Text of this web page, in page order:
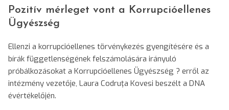
Pozitív mérleget vont a Korrupcióellenes
Ügyészség
Ellenzi a korrupcióellenes törvénykezés gyengítésére és a
bírák függetlenségének felszámolására irányuló
próbálkozásokat a Korrupcióellenes Ügyészség ? erről az
intézmény vezetője, Laura Codruţa Kovesi beszélt a DNA
évértékelőjén.